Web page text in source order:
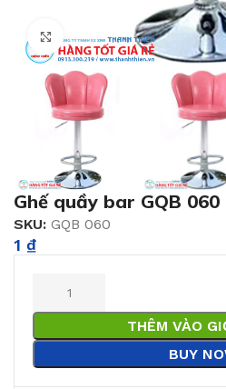
Click to enlarge
Ghế quầy bar GQB 060
SKU: GQB 060
1 ₫
THÊM VÀO
BUY